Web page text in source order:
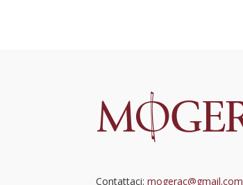
Contattaci: mogerac@gmail.com